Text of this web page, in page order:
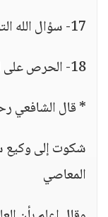
17- سؤال الله التوفيق والإعانة على الحفظ.
18- الحرص على اجتناب المعاصي كبيرها وصغيرها.
* قال الشافعي
شكوت إلى وكيع
المعاصي